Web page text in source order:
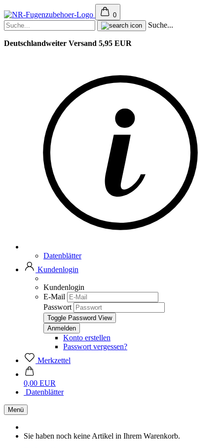
0
Suche...
Deutschlandweiter Versand 5,95 EUR
Datenblätter
Kundenlogin
Kundenlogin
E-Mail
Passwort
Toggle Password View
Konto erstellen
Passwort vergessen?
Merkzettel
0,00 EUR
Datenblätter
Menü
Sie haben noch keine Artikel in Ihrem Warenkorb.